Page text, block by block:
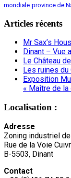
mondiale province de
Articles récents
Mr Sax’s
Dinant – Vue
Le Château
Les ruines
Exposition
« Maître de la
Localisation :
Adresse
Zoning industriel
Rue de la Voie
B-5503, Dinant
Contact